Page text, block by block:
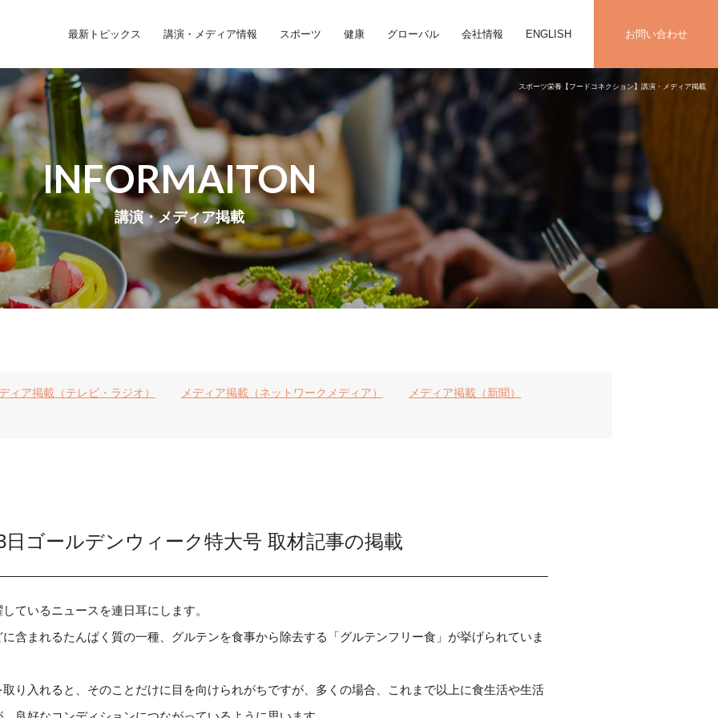
最新トピックス 講演・メディア情報 スポーツ 健康 グローバル 会社情報 ENGLISH お問い合わせ
スポーツ栄養【フードコネクション】講演・メディア掲載
INFORMAITON
講演・メディア掲載
ィア掲載（テレビ・ラジオ） メディア掲載（ネットワークメディア）
メディア掲載（新聞）
日ゴールデンウィーク特大号 取材記事の掲載
ているニュースを連日耳にします。
含まれるたんぱく質の一種、グルテンを食事から除去する「グルテンフリー食」が挙げられていま
り入れると、そのことだけに目を向けられがちですが、多くの場合、これまで以上に食生活や生活